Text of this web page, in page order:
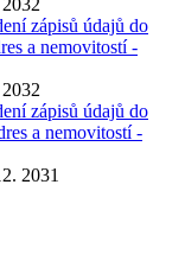
zápisů údajů do
a nemovitostí -
zápisů údajů do
a nemovitostí -
2031